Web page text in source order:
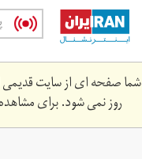
Skip
main
content
شما صفحه ای از سایت قدیمی
روز نمی شود. برای